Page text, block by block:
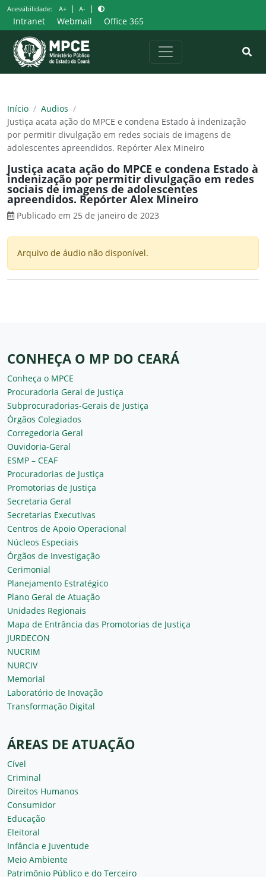
Pular
para
o
conteúdo
Acessibilidade: A+ | A- |
Intranet Webmail Office 365
Início / Audios /
Justiça acata ação do MPCE e condena Estado à indenização
por permitir divulgação em redes sociais de imagens de
adolescentes apreendidos. Repórter Alex Mineiro
Justiça acata ação do MPCE e condena Estado à
indenização por permitir divulgação em redes
sociais de imagens de adolescentes
apreendidos. Repórter Alex Mineiro
Publicado em 25 de janeiro de 2023
Arquivo de áudio não disponível.
CONHEÇA O MP DO CEARÁ
Conheça o MPCE
Procuradoria Geral de Justiça
Subprocuradorias-Gerais de Justiça
Órgãos Colegiados
Corregedoria Geral
Ouvidoria-Geral
ESMP – CEAF
Procuradorias de Justiça
Promotorias de Justiça
Secretaria Geral
Secretarias Executivas
Centros de Apoio Operacional
Núcleos Especiais
Órgãos de Investigação
Cerimonial
Planejamento Estratégico
Plano Geral de Atuação
Unidades Regionais
Mapa de Entrância das Promotorias de Justiça
JURDECON
NUCRIM
NURCIV
Memorial
Laboratório de Inovação
Transformação Digital
ÁREAS DE ATUAÇÃO
Cível
Criminal
Direitos Humanos
Consumidor
Educação
Eleitoral
Infância e Juventude
Meio Ambiente
Patrimônio Público e do Terceiro